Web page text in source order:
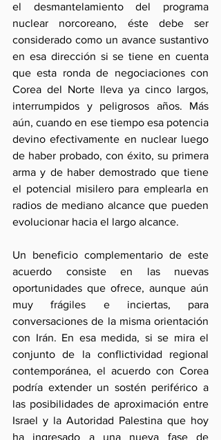
el desmantelamiento del programa
nuclear norcoreano, éste debe ser
considerado como un avance sustantivo
en esa dirección si se tiene en cuenta
que esta ronda de negociaciones con
Corea del Norte lleva ya cinco largos,
interrumpidos y peligrosos años. Más
aún, cuando en ese tiempo esa potencia
devino efectivamente en nuclear luego
de haber probado, con éxito, su primera
arma y de haber demostrado que tiene
el potencial misilero para emplearla en
radios de mediano alcance que pueden
evolucionar hacia el largo alcance.
Un beneficio complementario de este
acuerdo consiste en las nuevas
oportunidades que ofrece, aunque aún
muy frágiles e inciertas, para
conversaciones de la misma orientación
con Irán. En esa medida, si se mira el
conjunto de la conflictividad regional
contemporánea, el acuerdo con Corea
podría extender un sostén periférico a
las posibilidades de aproximación entre
Israel y la Autoridad Palestina que hoy
ha ingresado a una nueva fase de